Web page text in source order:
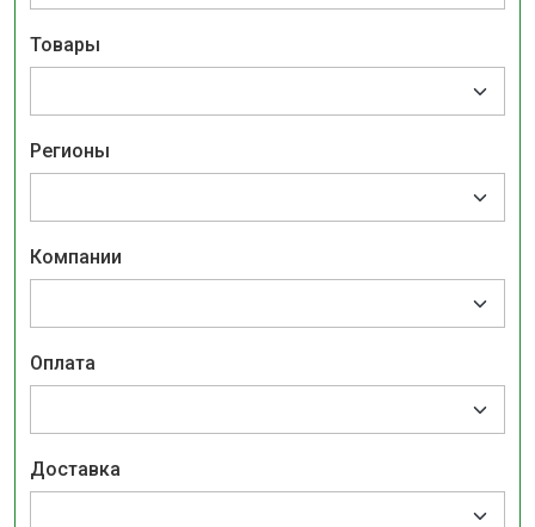
Товары
Регионы
Компании
Оплата
Доставка